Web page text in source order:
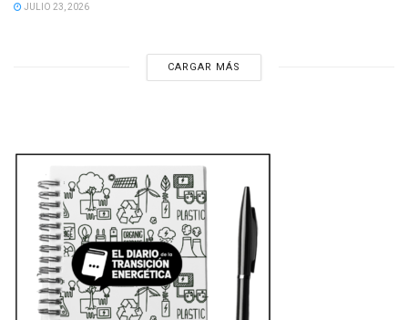
JULIO 23, 2026
CARGAR MÁS